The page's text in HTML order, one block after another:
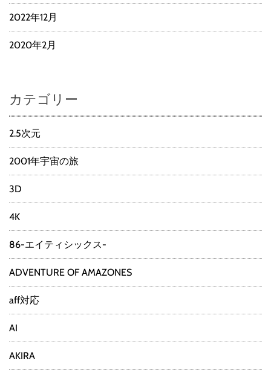
2022年12月
2020年2月
カテゴリー
2.5次元
2001年宇宙の旅
3D
4K
86-エイティシックス-
ADVENTURE OF AMAZONES
aff対応
AI
AKIRA